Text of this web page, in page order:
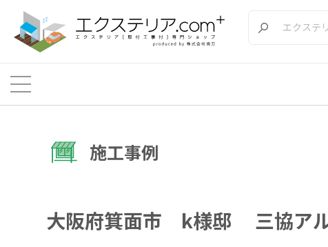
施工事例
大阪府箕面市 k様邸 三協ア